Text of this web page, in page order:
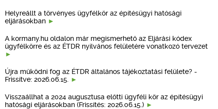
Helyreállt a törvényes ügyfélkör az építésügyi hatósági
eljárásokban
A kormany.hu oldalon már megismerhető az Eljárási kódex
ügyfélkörre és az ÉTDR nyilvános felületére vonatkozó tervezet
Újra működni fog az ÉTDR általános tájékoztatási felülete? -
Frissítve: 2026.06.15.
Visszaállhat a 2024 augusztusa előtti ügyféli kör az építésügyi
hatósági eljárásokban (Frissítés: 2026.06.15.)